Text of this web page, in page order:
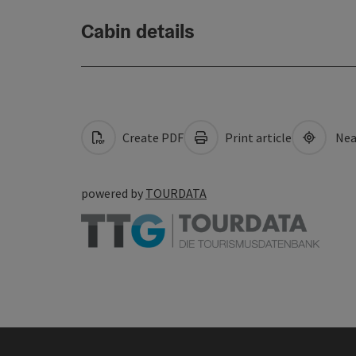
Cabin details
Create PDF Print article
powered by TOURDATA